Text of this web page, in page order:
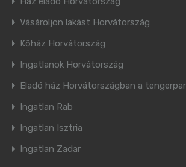
Vásároljon lakást Horvátország
Kőház Horvátország
Ingatlanok Horvátország
Eladó ház Horvátországban a
Ingatlan Rab
Ingatlan Isztria
Ingatlan Zadar